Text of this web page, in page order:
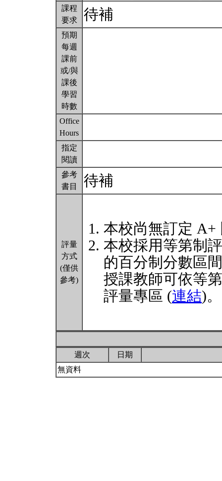
課程
要求
待補
預期
每週
課前
或/與
課後
學習
時數
Office
Hours
指定
閱讀
參考
書目
待補
評量
方式
(僅供
參考)
本校尚無訂定 A+
本校採用等第制
的百分制分數區
授課教師可依等
評量專區 (連結)。
週次
日期
無資料